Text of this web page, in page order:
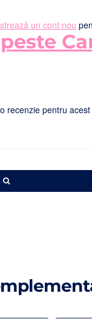
un cont nou
recenzie pentru